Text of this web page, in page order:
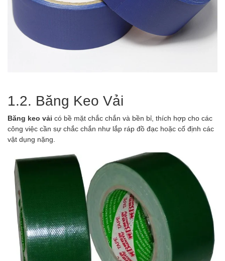
1.2. Băng Keo Vải
Băng keo vải có bề mặt chắc chắn và bền bỉ, thích hợp cho các
công việc cần sự chắc chắn như lắp ráp đồ đạc hoặc cố định các
vật dụng nặng.